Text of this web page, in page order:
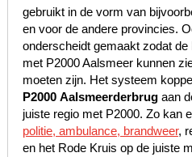
gebruikt in de vorm van
en voor de andere provincies.
onderscheidt gemaakt zodat de
met P2000 Aalsmeer kunnen
moeten zijn. Het systeem
P2000 Aalsmeerderbrugaan
juiste regio met P2000. Zo kan
politie, ambulance, brandweer,
en het Rode Kruis op de juiste